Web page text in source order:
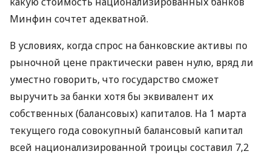
Минфин сочтет адекватной.
В условиях, когда спрос на банковские активы по
рыночной цене практически равен нулю, вряд ли
уместно говорить, что государство сможет
выручить за банки хотя бы эквивалент их
собственных (балансовых) капиталов. На 1 марта
текущего года совокупный балансовый капитал
всей национализированной троицы составил 7,2